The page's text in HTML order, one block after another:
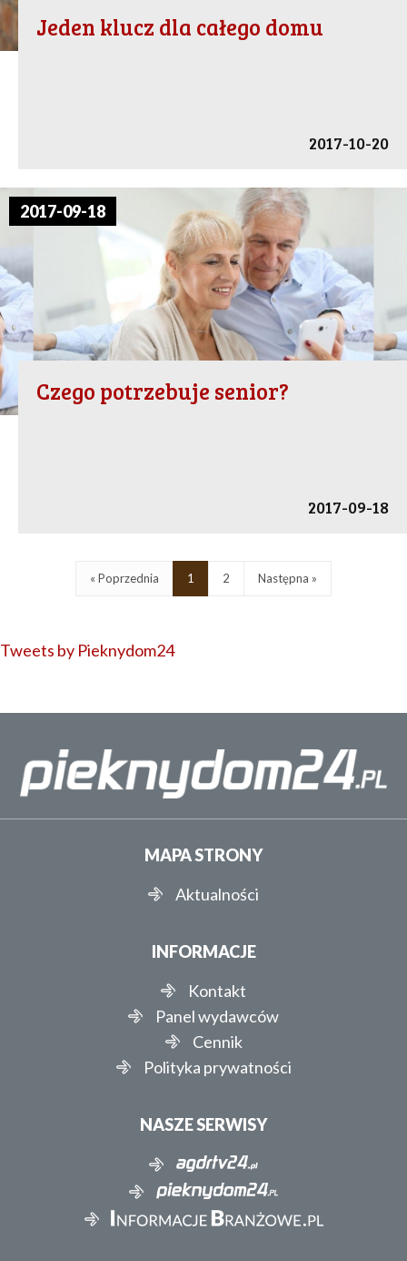
Jeden klucz dla całego domu
2017-10-20
2017-09-18
Czego potrzebuje senior?
2017-09-18
« Poprzednia 1 2 Następna »
Tweets by Pieknydom24
MAPA STRONY
Aktualności
INFORMACJE
Kontakt
Panel wydawców
Cennik
Polityka prywatności
NASZE SERWISY